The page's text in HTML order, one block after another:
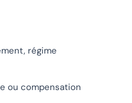
régime
ou compensation